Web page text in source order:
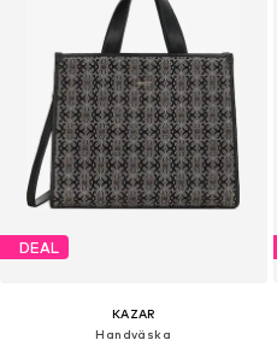
DEAL
KAZAR
Handväska